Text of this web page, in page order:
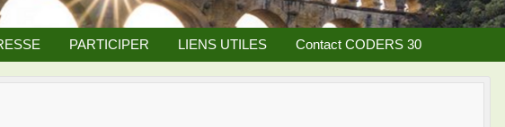
PARTICIPER LIENS UTILES Contact CODERS 30